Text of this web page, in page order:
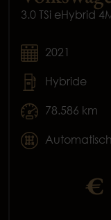
3.0 TSi eHybrid
2021
Hybride
78.586 km
Automatisch
€